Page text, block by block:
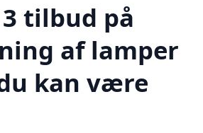
tilbud på
af lamper
kan være